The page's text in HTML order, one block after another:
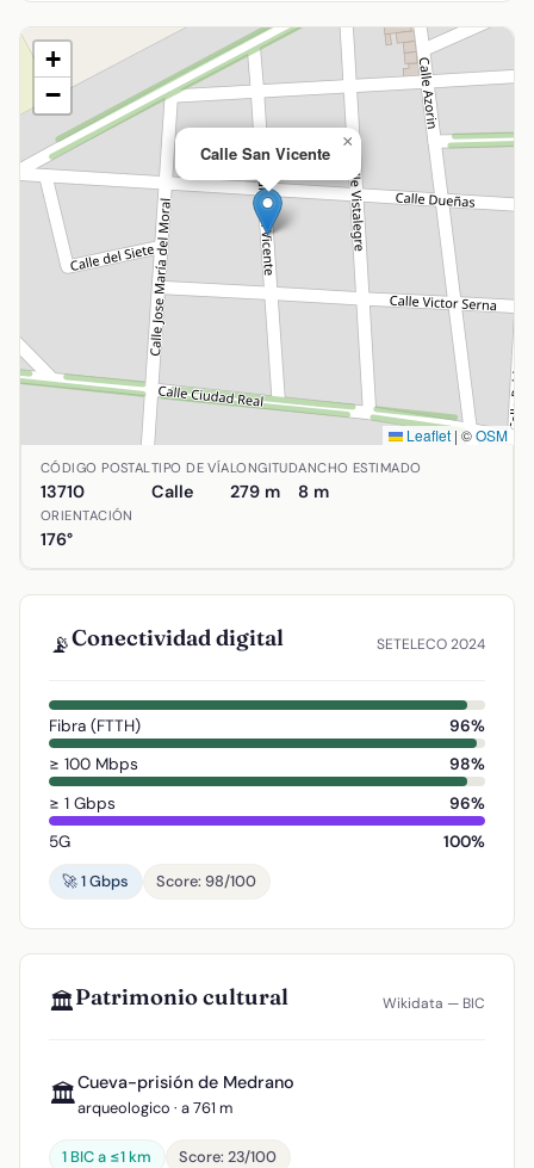
Calle San Vicente
×
+
−
Leaflet | ©OSM
Ubicación de Calle San Vicente en Argamasilla de Alba,
CÓDIGO POSTAL
13710
TIPO DE VÍA
Calle
LONGITUD
279 m
ANCHO ESTIMADO
8 m
ORIENTACIÓN
176°
📡Conectividad digital SETELECO 2024
Fibra (FTTH)
96%
≥ 100 Mbps
98%
≥ 1 Gbps
96%
5G
100%
🚀 1 Gbps
Score: 98/100
🏛️Patrimonio cultural Wikidata — BIC
🏛️Cueva-prisión de Medrano
arqueologico · a 761 m
1 BIC a ≤1 km Score: 23/100